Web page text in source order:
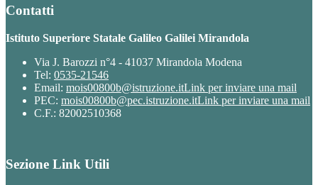
Contatti
Istituto Superiore Statale Galileo Galilei Mirandola
Via J. Barozzi n°4 - 41037 Mirandola Modena
Tel: 0535-21546
Email: mois00800b@istruzione.itLink per inviare una mail
PEC: mois00800b@pec.istruzione.itLink per inviare una mail
C.F.: 82002510368
Sezione Link Utili